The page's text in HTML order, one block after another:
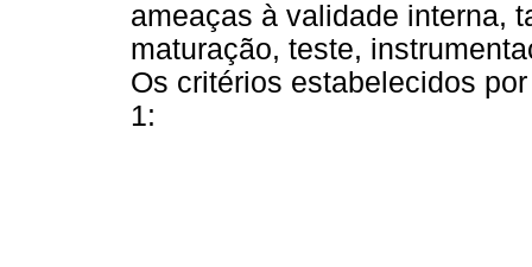
ameaças à validade interna,
maturação, teste,
Os critérios estabelecidos
1: